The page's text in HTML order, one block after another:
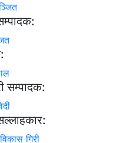
सम्पादक:
गिरी